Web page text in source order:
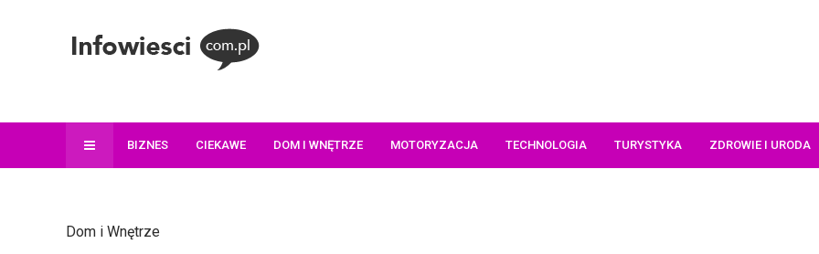
BIZNES CIEKAWE DOM I WNĘTRZE MOTORYZACJA TECHNOLOGIA TURYSTYKA ZDROWIE I URODA
Dom i Wnętrze